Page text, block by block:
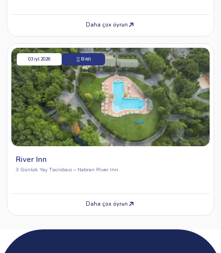
Daha çox öyrən
03 iyl 2026 Bitdi
River Inn
3 Günlük Yay Təcrübəsi – Nabran River Inn
Daha çox öyrən